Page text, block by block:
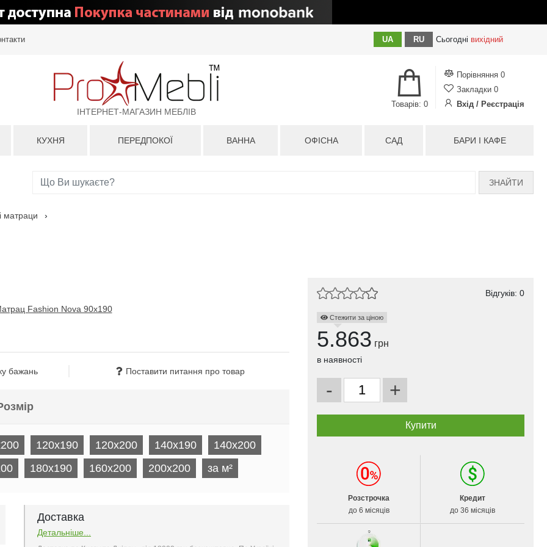
UA RU Сьогодні вихідний
ІНТЕРНЕТ-МАГАЗИН МЕБЛІВ
Порівняння 0
Закладки 0
Вхід / Реєстрація
Товарів: 0
КУХНЯ ПЕРЕДПОКОЇ ВАННА ОФІСНА САД БАРИ І КАФЕ
ЗНАЙТИ
матраци ›
бажань Поставити питання про товар
120x190 120x200 140x190
140x200
180x190 160x200 200x200 за м²
Доставка
Детальніше...
Відгуків: 0
Стежити за ціною
5.863 грн
в наявності
- +
Розстрочка
до 6 місяців
Кредит
до 36 місяців